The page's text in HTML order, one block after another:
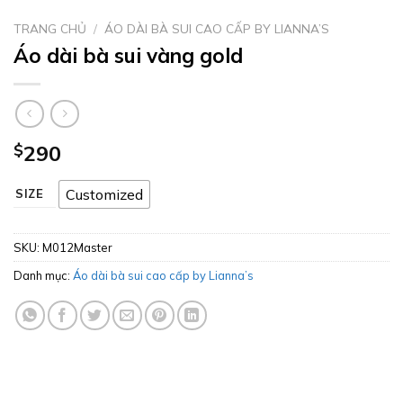
TRANG CHỦ / ÁO DÀI BÀ SUI CAO CẤP BY LIANNA’S
Áo dài bà sui vàng gold
$290
SIZE Customized
SKU: M012Master
Danh mục: Áo dài bà sui cao cấp by Lianna’s